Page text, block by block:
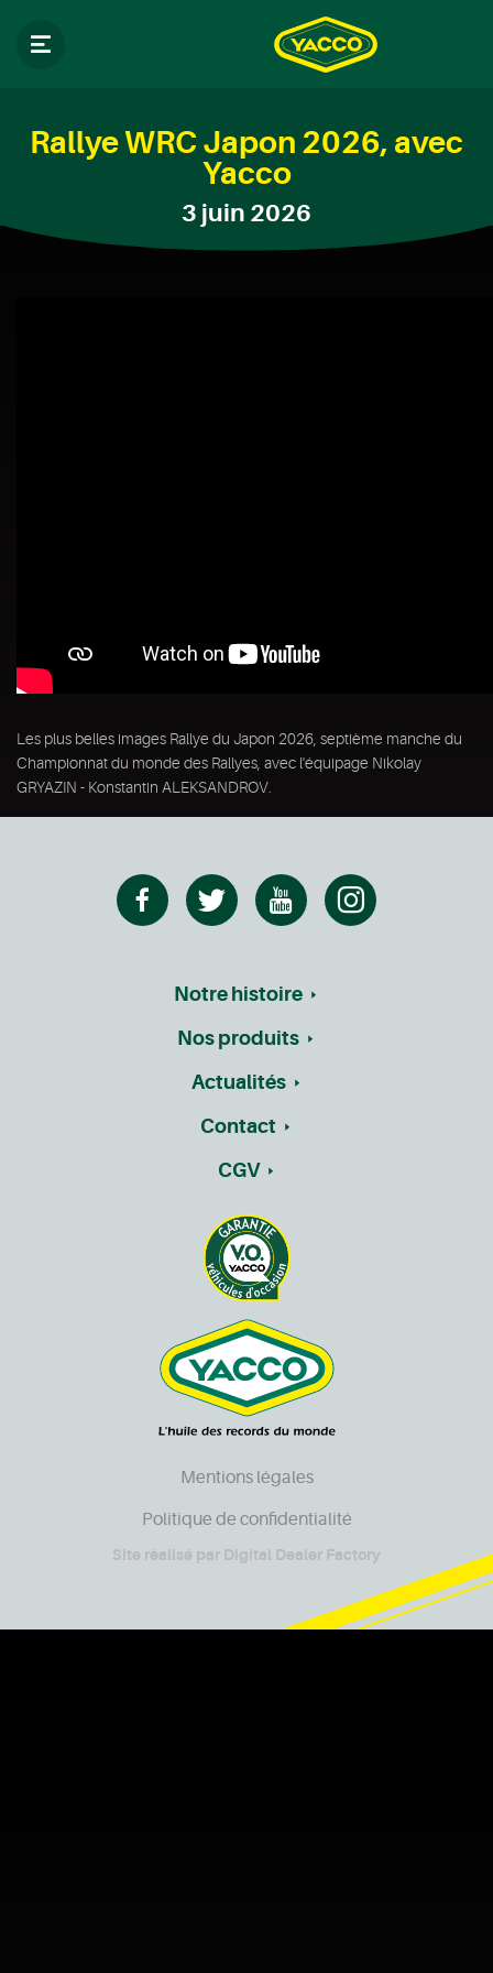
Rallye WRC Japon 2026, avec
Yacco
3 juin 2026
Les plus belles images Rallye du Japon 2026, septième manche du
Championnat du monde des Rallyes, avec l'équipage Nikolay
GRYAZIN - Konstantin ALEKSANDROV.
Notre histoire
Nos produits
Actualités
Contact
CGV
Mentions légales
Politique de confidentialité
Site réalisé par Digital Dealer Factory